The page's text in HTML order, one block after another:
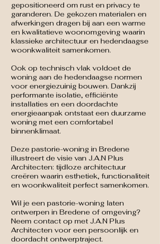
gepositioneerd om rust en privacy te
garanderen. De gekozen materialen en
afwerkingen dragen bij aan een warme
en kwalitatieve woonomgeving waarin
klassieke architectuur en hedendaagse
woonkwaliteit samenkomen.
Ook op technisch vlak voldoet de
woning aan de hedendaagse normen
voor energiezuinig bouwen. Dankzij
performante isolatie, efficiënte
installaties en een doordachte
energieaanpak ontstaat een duurzame
woning met een comfortabel
binnenklimaat.
Deze pastorie-woning in Bredene
illustreert de visie van J.A.N Plus
Architecten: tijdloze architectuur
creëren waarin esthetiek, functionaliteit
en woonkwaliteit perfect samenkomen.
Wil je een pastorie-woning laten
ontwerpen in Bredene of omgeving?
Neem contact op met J.A.N Plus
Architecten voor een persoonlijk en
doordacht ontwerptraject.